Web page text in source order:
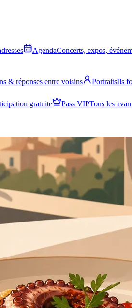
AgendaConcerts, expos,
& réponses entre voisins PortraitsIls
gratuite Pass VIPTous les